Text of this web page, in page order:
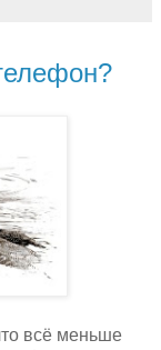
всё меньше